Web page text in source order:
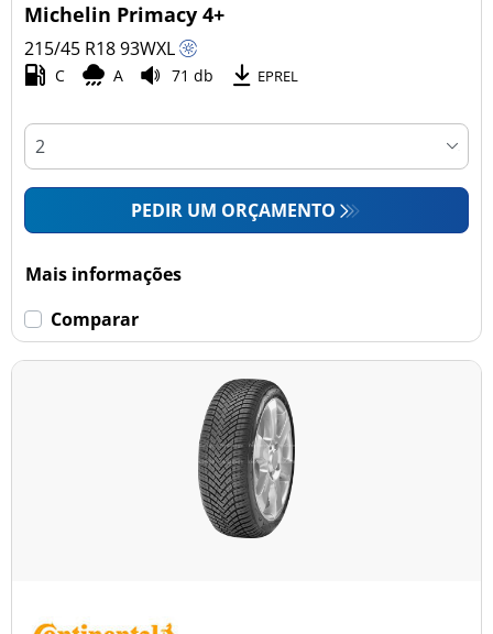
Michelin Primacy 4+
215/45 R1893WXL
C A 71 db EPREL
PEDIR UM ORÇAMENTO
Mais informações
Comparar